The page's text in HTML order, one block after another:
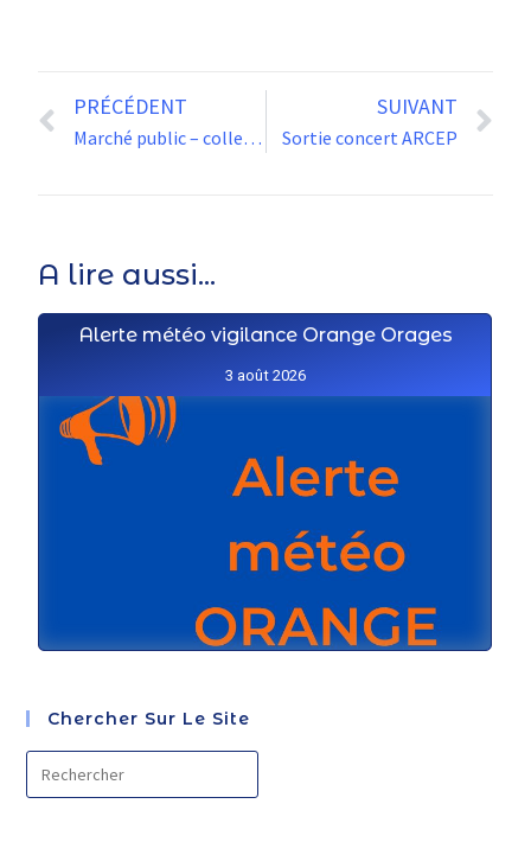
PRÉCÉDENT
Marché public – collecte des déchets verts
SUIVANT
Sortie concert ARCEP
A lire aussi...
Alerte météo vigilance Orange Orages
3 août 2026
Chercher Sur Le Site